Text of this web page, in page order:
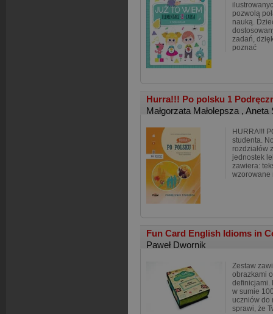
pozwolą
nauką.
zadań,
poznać
Hurra!!! Po polsku 1
Małgorzata Małolepsza , Aneta
HURRA!!!
studenta.
rozdziałów
jednostek
zawiera:
wzorowane
Fun Card English Idioms in
Paweł Dwornik
Zestaw
obrazkami
definicjami.
w sumie
uczniów do
sprawi, że